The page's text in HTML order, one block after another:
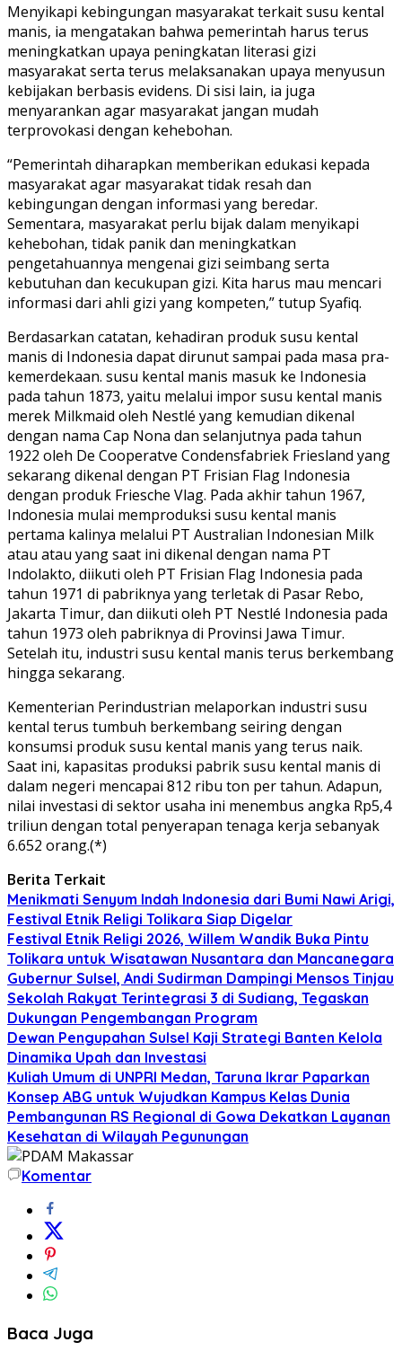
Menyikapi kebingungan masyarakat terkait susu kental
manis, ia mengatakan bahwa pemerintah harus terus
meningkatkan upaya peningkatan literasi gizi
masyarakat serta terus melaksanakan upaya menyusun
kebijakan berbasis evidens. Di sisi lain, ia juga
menyarankan agar masyarakat jangan mudah
terprovokasi dengan kehebohan.
“Pemerintah diharapkan memberikan edukasi kepada
masyarakat agar masyarakat tidak resah dan
kebingungan dengan informasi yang beredar.
Sementara, masyarakat perlu bijak dalam menyikapi
kehebohan, tidak panik dan meningkatkan
pengetahuannya mengenai gizi seimbang serta
kebutuhan dan kecukupan gizi. Kita harus mau mencari
informasi dari ahli gizi yang kompeten,” tutup Syafiq.
Berdasarkan catatan, kehadiran produk susu kental
manis di Indonesia dapat dirunut sampai pada masa pra-
kemerdekaan. susu kental manis masuk ke Indonesia
pada tahun 1873, yaitu melalui impor susu kental manis
merek Milkmaid oleh Nestlé yang kemudian dikenal
dengan nama Cap Nona dan selanjutnya pada tahun
1922 oleh De Cooperatve Condensfabriek Friesland yang
sekarang dikenal dengan PT Frisian Flag Indonesia
dengan produk Friesche Vlag. Pada akhir tahun 1967,
Indonesia mulai memproduksi susu kental manis
pertama kalinya melalui PT Australian Indonesian Milk
atau atau yang saat ini dikenal dengan nama PT
Indolakto, diikuti oleh PT Frisian Flag Indonesia pada
tahun 1971 di pabriknya yang terletak di Pasar Rebo,
Jakarta Timur, dan diikuti oleh PT Nestlé Indonesia pada
tahun 1973 oleh pabriknya di Provinsi Jawa Timur.
Setelah itu, industri susu kental manis terus berkembang
hingga sekarang.
Kementerian Perindustrian melaporkan industri susu
kental terus tumbuh berkembang seiring dengan
konsumsi produk susu kental manis yang terus naik.
Saat ini, kapasitas produksi pabrik susu kental manis di
dalam negeri mencapai 812 ribu ton per tahun. Adapun,
nilai investasi di sektor usaha ini menembus angka Rp5,4
triliun dengan total penyerapan tenaga kerja sebanyak
6.652 orang.(*)
Berita Terkait
Menikmati Senyum Indah Indonesia dari Bumi Nawi Arigi,
Festival Etnik Religi Tolikara Siap Digelar
Festival Etnik Religi 2026, Willem Wandik Buka Pintu
Tolikara untuk Wisatawan Nusantara dan Mancanegara
Gubernur Sulsel, Andi Sudirman Dampingi Mensos Tinjau
Sekolah Rakyat Terintegrasi 3 di Sudiang, Tegaskan
Dukungan Pengembangan Program
Dewan Pengupahan Sulsel Kaji Strategi Banten Kelola
Dinamika Upah dan Investasi
Kuliah Umum di UNPRI Medan, Taruna Ikrar Paparkan
Konsep ABG untuk Wujudkan Kampus Kelas Dunia
Pembangunan RS Regional di Gowa Dekatkan Layanan
Kesehatan di Wilayah Pegunungan
Komentar
Baca Juga